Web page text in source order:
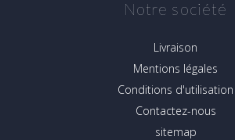
Notre société
Livraison
Mentions légales
Conditions d'utilisation
Contactez-nous
sitemap